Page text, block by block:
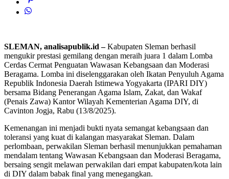
SLEMAN, analisapublik.id –Kabupaten Sleman berhasil
mengukir prestasi gemilang dengan meraih juara 1 dalam Lomba
Cerdas Cermat Penguatan Wawasan Kebangsaan dan Moderasi
Beragama. Lomba ini diselenggarakan oleh Ikatan Penyuluh Agama
Republik Indonesia Daerah Istimewa Yogyakarta (IPARI DIY)
bersama Bidang Penerangan Agama Islam, Zakat, dan Wakaf
(Penais Zawa) Kantor Wilayah Kementerian Agama DIY, di
Cavinton Jogja, Rabu (13/8/2025).
Kemenangan ini menjadi bukti nyata semangat kebangsaan dan
toleransi yang kuat di kalangan masyarakat Sleman. Dalam
perlombaan, perwakilan Sleman berhasil menunjukkan pemahaman
mendalam tentang Wawasan Kebangsaan dan Moderasi Beragama,
bersaing sengit melawan perwakilan dari empat kabupaten/kota lain
di DIY dalam babak final yang menegangkan.